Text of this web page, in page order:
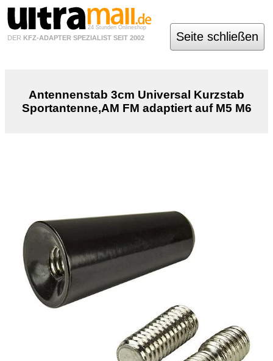
24 Stunden Onlineshop
DER KFZ-ADAPTER SPEZIALIST SEIT 2002 Seite schließen
Antennenstab 3cm Universal Kurzstab
Sportantenne,AM FM adaptiert auf M5 M6